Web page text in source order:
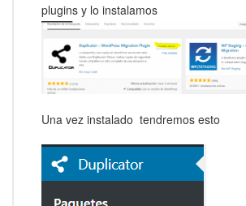
plugins y lo instalamos
Una vez instalado tendremos esto